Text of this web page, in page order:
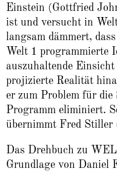
Einstein (Gottfried
ist und versucht in
langsam dämmert,
Welt 1 programmierte
auszuhaltende
projizierte Realität
er zum Problem für die
Programm eliminiert.
übernimmt Fred
Das Drehbuch zu
Grundlage von Daniel